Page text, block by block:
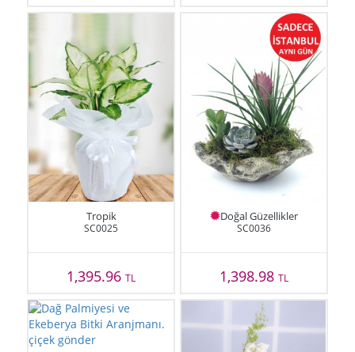
Tropik
SC0025
1,395.96TL
Doğal Güzellikler
SC0036
1,398.98 TL